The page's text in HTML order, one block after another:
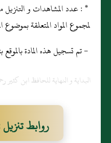
لمجموع المواد المتعلقة بموضوع
- تم تسجيل هذه المادة بالموقع بتاريخ :
البداية و النهاية للحافظ ابن كثير
روابط